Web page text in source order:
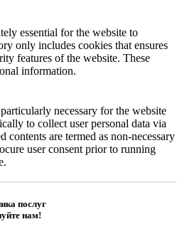
essential for the website to
only includes cookies that ensures
features of the website. These
information.
necessary for the website
to collect user personal data via
contents are termed as non-necessary
user consent prior to running
послуг
нам!